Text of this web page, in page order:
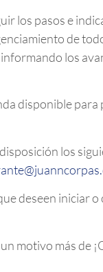
los pasos e
de
los
disponible
los
deseen iniciar
motivo más de